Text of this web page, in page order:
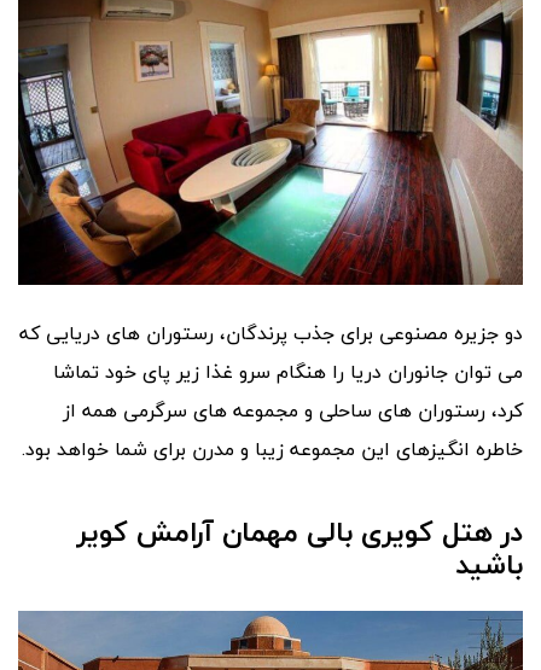
دو جزیره مصنوعی برای جذب پرندگان، رستوران های دریایی که
می توان جانوران دریا را هنگام سرو غذا زیر پای خود تماشا
کرد، رستوران های ساحلی و مجموعه های سرگرمی همه از
خاطره انگیزهای این مجموعه زیبا و مدرن برای شما خواهد بود.
در هتل کویری بالی مهمان آرامش کویر
باشید